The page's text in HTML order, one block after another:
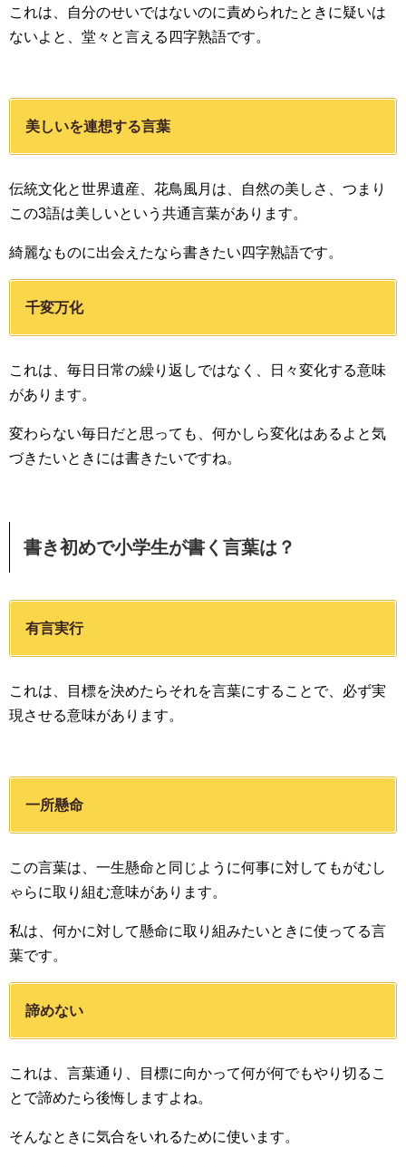
これは、自分のせいではないのに責められたときに疑いは
ないよと、堂々と言える四字熟語です。
美しいを連想する言葉
伝統文化と世界遺産、花鳥風月は、自然の美しさ、つまり
この3語は美しいという共通言葉があります。
綺麗なものに出会えたなら書きたい四字熟語です。
千変万化
これは、毎日日常の繰り返しではなく、日々変化する意味
があります。
変わらない毎日だと思っても、何かしら変化はあるよと気
づきたいときには書きたいですね。
書き初めで小学生が書く言葉は？
有言実行
これは、目標を決めたらそれを言葉にすることで、必ず実
現させる意味があります。
一所懸命
この言葉は、一生懸命と同じように何事に対してもがむし
ゃらに取り組む意味があります。
私は、何かに対して懸命に取り組みたいときに使ってる言
葉です。
諦めない
これは、言葉通り、目標に向かって何が何でもやり切るこ
とで諦めたら後悔しますよね。
そんなときに気合をいれるために使います。